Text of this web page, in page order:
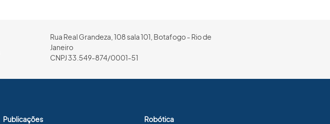
Rua Real Grandeza, 108 sala 101, Botafogo - Rio de
Janeiro
CNPJ 33.549-874/0001-51
Publicações Robótica